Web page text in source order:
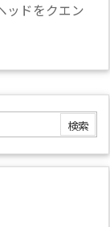
ッドをクエン